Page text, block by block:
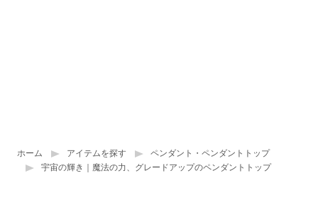
ホーム アイテムを探す
ペンダント・ペンダントトップ
宇宙の輝き｜魔法の力、グレードアップのペンダントトップ